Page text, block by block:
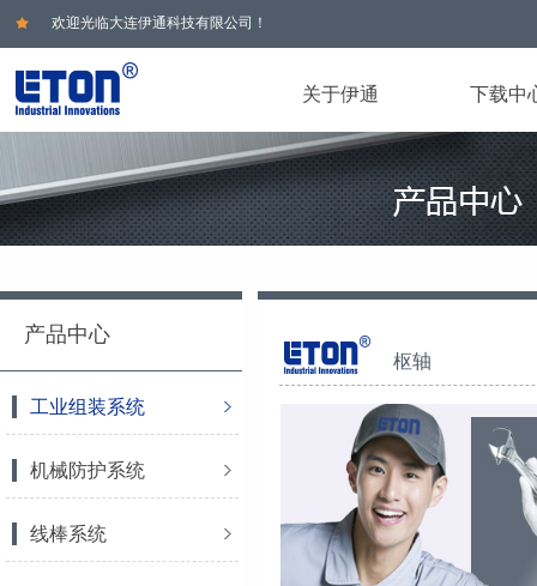
欢迎光临大连伊通科技有限公司！
关于伊通 下载中
产品中心
工业组装系统
机械防护系统
线棒系统
枢轴